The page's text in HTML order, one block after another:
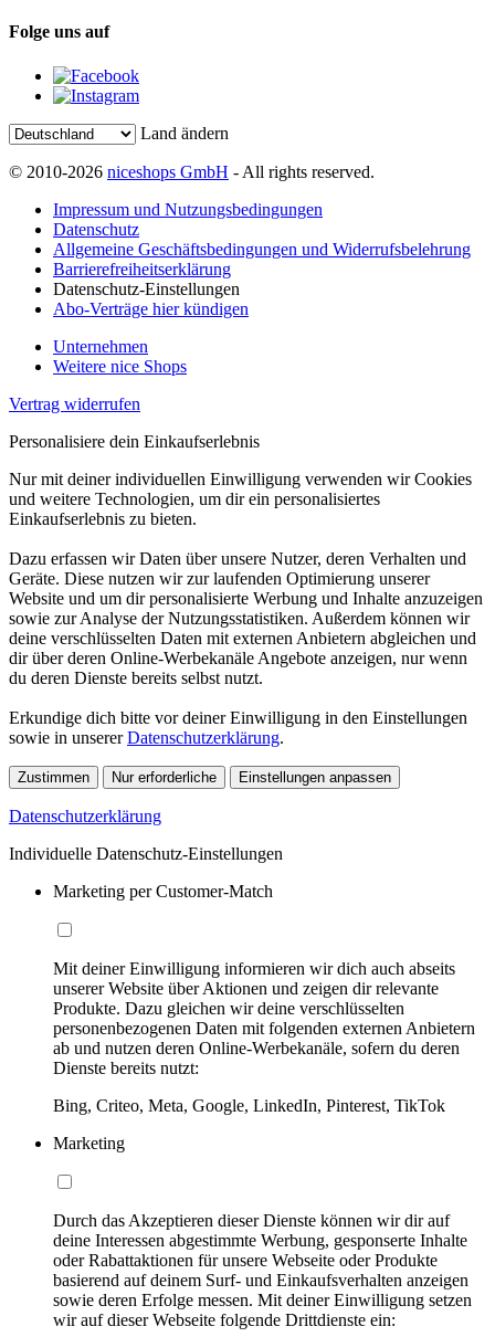
Folge uns auf
Land ändern
© 2010-2026 niceshops GmbH - All rights reserved.
Impressum und Nutzungsbedingungen
Datenschutz
Allgemeine Geschäftsbedingungen und Widerrufsbelehrung
Barrierefreiheitserklärung
Datenschutz-Einstellungen
Abo-Verträge hier kündigen
Unternehmen
Weitere nice Shops
Vertrag widerrufen
Personalisiere dein Einkaufserlebnis
Nur mit deiner individuellen Einwilligung verwenden wir Cookies
und weitere Technologien, um dir ein personalisiertes
Einkaufserlebnis zu bieten.
Dazu erfassen wir Daten über unsere Nutzer, deren Verhalten und
Geräte. Diese nutzen wir zur laufenden Optimierung unserer
Website und um dir personalisierte Werbung und Inhalte anzuzeigen
sowie zur Analyse der Nutzungsstatistiken. Außerdem können wir
deine verschlüsselten Daten mit externen Anbietern abgleichen und
dir über deren Online-Werbekanäle Angebote anzeigen, nur wenn
du deren Dienste bereits selbst nutzt.
Erkundige dich bitte vor deiner Einwilligung in den Einstellungen
sowie in unsererDatenschutzerklärung.
Zustimmen Nur erforderliche Einstellungen anpassen
Datenschutzerklärung
Individuelle Datenschutz-Einstellungen
Marketing per Customer-Match
Mit deiner Einwilligung informieren wir dich auch abseits
unserer Website über Aktionen und zeigen dir relevante
Produkte. Dazu gleichen wir deine verschlüsselten
personenbezogenen Daten mit folgenden externen Anbietern
ab und nutzen deren Online-Werbekanäle, sofern du deren
Dienste bereits nutzt:
Bing, Criteo, Meta, Google, LinkedIn, Pinterest, TikTok
Marketing
Durch das Akzeptieren dieser Dienste können wir dir auf
deine Interessen abgestimmte Werbung, gesponserte Inhalte
oder Rabattaktionen für unsere Webseite oder Produkte
basierend auf deinem Surf- und Einkaufsverhalten anzeigen
sowie deren Erfolge messen. Mit deiner Einwilligung setzen
wir auf dieser Webseite folgende Drittdienste ein: